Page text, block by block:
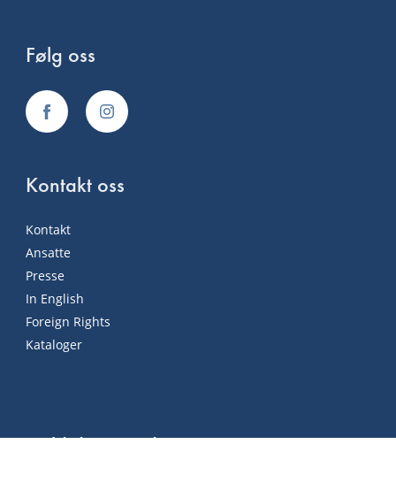
Følg oss
Kontakt oss
Kontakt
Ansatte
Presse
In English
Foreign Rights
Kataloger
Hold deg oppdatert!